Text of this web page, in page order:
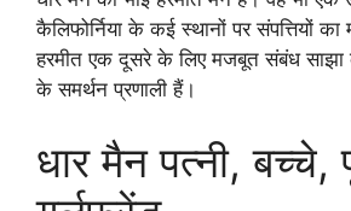
कैलिफोर्निया के कई स्थानों पर संपत्तियों
हरमीत एक दूसरे के लिए मजबूत संबंध
के समर्थन प्रणाली हैं।
धार मैन पत्नी, बच्चे,